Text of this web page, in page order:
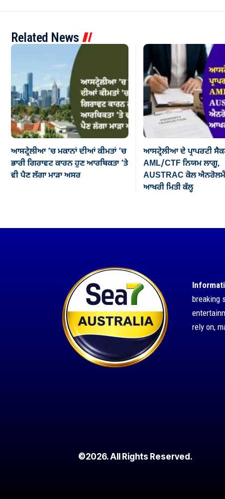
Related News
ਆਸਟ੍ਰੇਲੀਆ ’ਚ ਮਕਾਨਾਂ ਦੀਆਂ ਕੀਮਤਾਂ ’ਚ
ਭਾਰੀ ਗਿਰਾਵਟ ਕਾਰਨ ਹੁਣ ਆਰਥਿਕਤਾ ’ਤੇ
ਵੀ ਪੈਣ ਲੱਗਾ ਮਾੜਾ ਅਸਰ
ਆਸਟ੍ਰੇਲੀਆ ਦੇ ਪ੍ਰਾਪਰਟੀ
AML/CTF ਨਿਯਮ ਲਾਗੂ,
AUSTRAC ਕੋਲ
ਆਖਰੀ ਮਿਤੀ ਕੱਲ੍ਹ
breaking
rely on,
©2026. All Rights Reserved.